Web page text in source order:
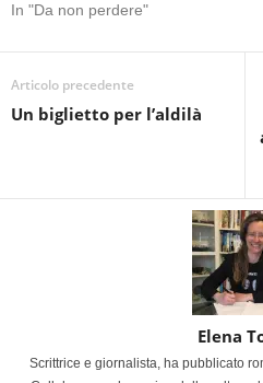
In "Da non perdere"
Articolo precedente
Un biglietto per l’aldilà
Elena
Scrittrice e giornalista, ha pubblicato